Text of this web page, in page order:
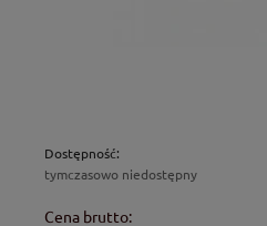
Dostępność:
tymczasowo niedostępny
Cena brutto: